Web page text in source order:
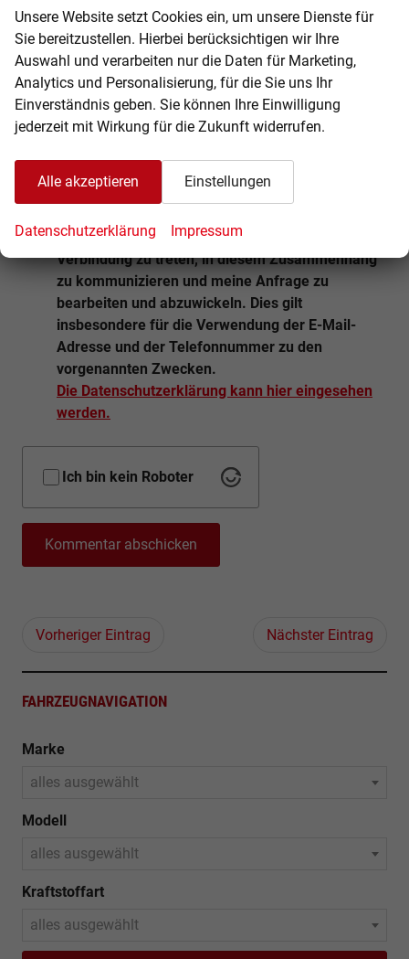
Kommentar
Ich willige ein, dass die Autohaus Thieme GmbH
die von mir übermittelten Informationen und
anlässlich meiner Kontaktaufnahme in
Verbindung zu treten, in diesem Zusammenhang
zu kommunizieren und meine Anfrage zu
bearbeiten und abzuwickeln. Dies gilt
insbesondere für die Verwendung der E-Mail-
Adresse und der Telefonnummer zu den
vorgenannten Zwecken.
Die Datenschutzerklärung kann hier eingesehen
werden.
Ich bin kein Roboter
Kommentar abschicken
Vorheriger Eintrag Nächster Eintrag
FAHRZEUGNAVIGATION
Marke
alles ausgewählt
Modell
alles ausgewählt
Kraftstoffart
alles ausgewählt
Unsere Website setzt Cookies ein, um unsere Dienste für
Sie bereitzustellen. Hierbei berücksichtigen wir Ihre
Auswahl und verarbeiten nur die Daten für Marketing,
Analytics und Personalisierung, für die Sie uns Ihr
Einverständnis geben. Sie können Ihre Einwilligung
jederzeit mit Wirkung für die Zukunft widerrufen.
Alle akzeptieren Einstellungen
Datenschutzerklärung Impressum